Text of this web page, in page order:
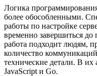
Логика
более обособленными.
работы по настройке
временно завершиться
работа подходит людям,
количество
технические детали. В их
JavaScript и Go.